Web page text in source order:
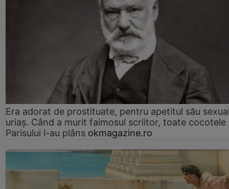
Era adorat de prostituate, pentru apetitul său
uriaș. Când a murit faimosul scriitor, toate cocotele
Parisului l-au plâns okmagazine.ro